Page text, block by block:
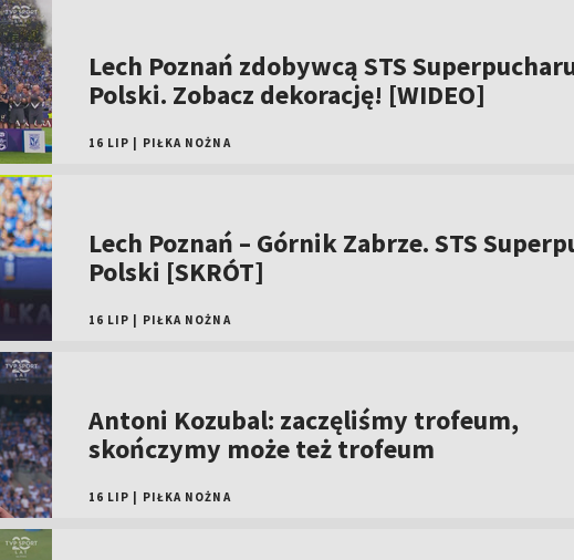
Lech Poznań zdobywcą STS
Polski. Zobacz dekorację! [WIDEO]
16 LIP PIŁKA NOŻNA
Lech Poznań – Górnik Zabrze. STS
Polski [SKRÓT]
16 LIP PIŁKA NOŻNA
Antoni Kozubal: zaczęliśmy trofeum,
skończymy może też trofeum
16 LIP PIŁKA NOŻNA